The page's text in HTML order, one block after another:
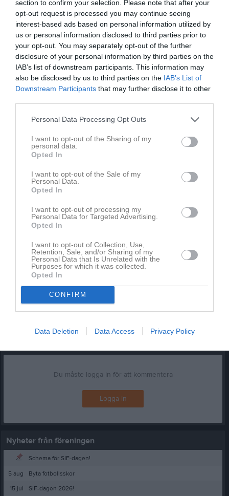
section to confirm your selection. Please note that after your
opt-out request is processed you may continue seeing
interest-based ads based on personal information utilized by
us or personal information disclosed to third parties prior to
your opt-out. You may separately opt-out of the further
disclosure of your personal information by third parties on the
IAB’s list of downstream participants. This information may
also be disclosed by us to third parties on the IAB’s List of
Downstream Participants that may further disclose it to other
Personal Data Processing Opt Outs
I want to opt-out of the Sharing of my
personal data.
Opted In
I want to opt-out of the Sale of my
Personal Data.
Opted In
I want to opt-out of processing my
Personal Data for Targeted Advertising.
Opted In
I want to opt-out of Collection, Use,
Retention, Sale, and/or Sharing of my
Personal Data that Is Unrelated with the
Purposes for which it was collected.
Opted In
CONFIRM
Data Deletion Data Access Privacy Policy
hemmamatch efteråt.
Och det är inte vilken match som helst – det vankas nämligen ett
riktigt Nyköpingsderby mot Hargs BK!
Ny tid som gäller är:
Kl. 17:00 – 18:30
Efter kl. 18:30 flyttar vi oss till läktaren på IP! Vi uppmuntrar
verkligen både barn och föräldrar att stanna kvar och kika på
matchen tillsammans. Det blir ett perfekt tillfälle att runda av
terminen med att kolla på vårt A-lag, skapa en mäktig inramning
och heja fram Stigtomta IF till en derbyvinst!
Bjud gärna med vänner, grannar och släkt – nu fyller vi IP!
Vi ses på onsdag kl. 17:00! 👋
Theresia Eriksson
Dela
Läs också
Du måste logga in för att kommentera
Logga in
Nyheter från föreningen
Schema för SIF-dagen!
5 aug
Byta fotbollsskor
15 jul
SIF-dagen 2026!